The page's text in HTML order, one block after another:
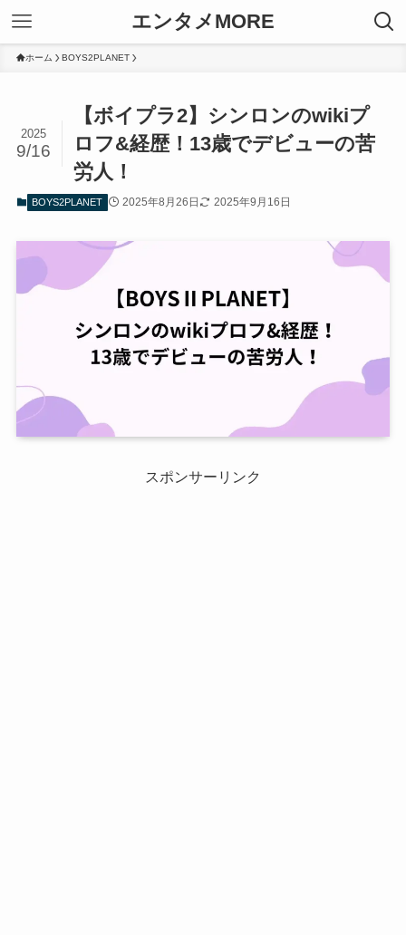
エンタメMORE
ホーム BOYS2PLANET
【ボイプラ2】シンロンのwikiプ
ロフ&経歴！13歳でデビューの苦
労人！
2025
9/16
BOYS2PLANET 2025年8月26日 2025年9月16日
スポンサーリンク